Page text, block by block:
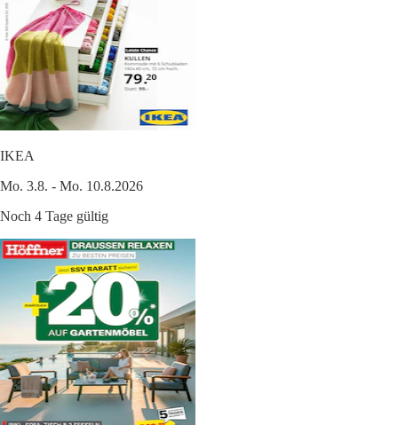
IKEA
Mo. 3.8. - Mo. 10.8.2026
Noch 4 Tage gültig